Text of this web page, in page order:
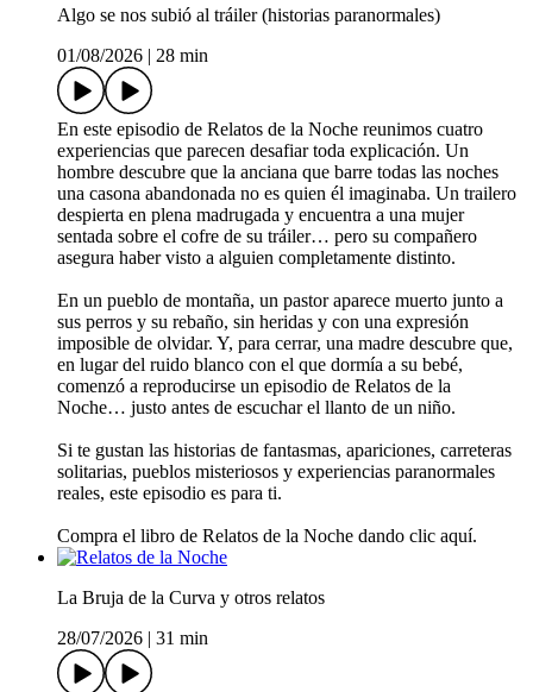
Algo se nos subió al tráiler (historias paranormales)
01/08/2026
28 min
En este episodio de Relatos de la Noche reunimos cuatro
experiencias que parecen desafiar toda explicación. Un
hombre descubre que la anciana que barre todas las noches
una casona abandonada no es quien él imaginaba. Un trailero
despierta en plena madrugada y encuentra a una mujer
sentada sobre el cofre de su tráiler… pero su compañero
asegura haber visto a alguien completamente distinto.
En un pueblo de montaña, un pastor aparece muerto junto a
sus perros y su rebaño, sin heridas y con una expresión
imposible de olvidar. Y, para cerrar, una madre descubre que,
en lugar del ruido blanco con el que dormía a su bebé,
comenzó a reproducirse un episodio de Relatos de la
Noche… justo antes de escuchar el llanto de un niño.
Si te gustan las historias de fantasmas, apariciones, carreteras
solitarias, pueblos misteriosos y experiencias paranormales
reales, este episodio es para ti.
Compra el libro de Relatos de la Noche dando clic aquí.
La Bruja de la Curva y otros relatos
28/07/2026
31 min